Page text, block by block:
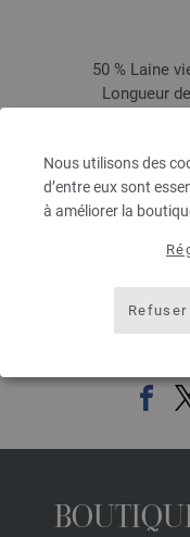
Nous utilisons des
d’entre eux sont
à améliorer la
Refuser
50 % Laine
Longueur
hors TVA, frais